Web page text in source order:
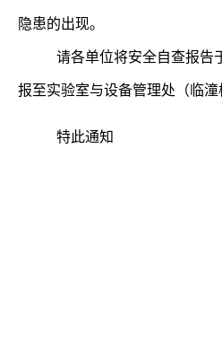
隐患的出现。
请各单位将安全自查报告
报至实验室与设备管理处（临
特此通知